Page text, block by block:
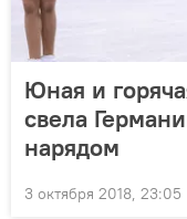
Юная и
свела
нарядом
3 октября 2018, 23:05